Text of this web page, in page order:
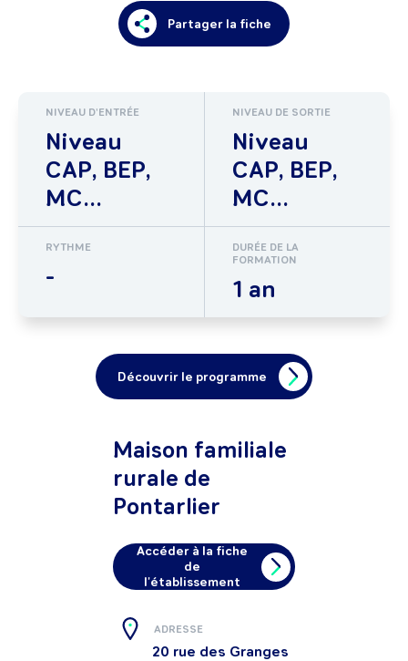
Partager la fiche
NIVEAU D'ENTRÉE
Niveau
CAP, BEP,
MC...
NIVEAU DE SORTIE
Niveau
CAP, BEP,
MC...
RYTHME
-
DURÉE DE LA
FORMATION
1 an
Découvrir le programme
Maison familiale
rurale de
Pontarlier
Accéder à la fiche
de
l'établissement
ADRESSE
20 rue des Granges